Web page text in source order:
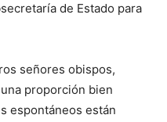
de Estado para
señores obispos,
proporción bien
espontáneos están